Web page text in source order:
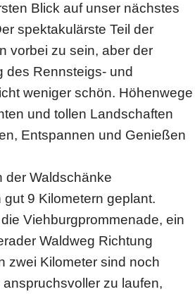
Blick auf unser nächstes
spektakulärste Teil der
vorbei zu sein, aber der
des Rennsteigs- und
weniger schön. Höhenwege
und tollen Landschaften
Entspannen und Genießen
der Waldschänke
gut 9 Kilometern geplant.
Viehburgprommenade, ein
Waldweg Richtung
zwei Kilometer sind noch
zu laufen,